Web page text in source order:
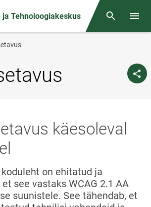
Tehnoloogiakeskus Otsing
käesoleval
on ehitatud ja
see vastaks WCAG 2.1 AA
suunistele. See tähendab, et